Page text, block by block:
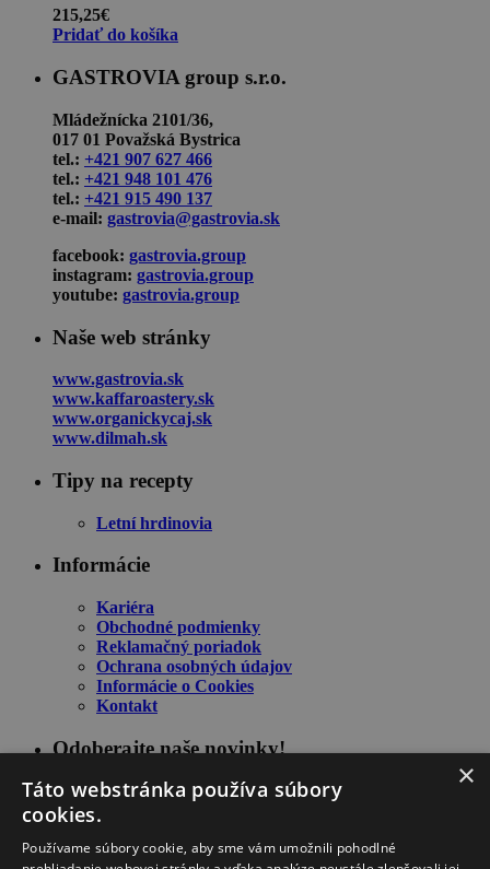
215,25€
Pridať do košíka
GASTROVIA group s.r.o.
Mládežnícka 2101/36,
017 01 Považská Bystrica
tel.: +421 907 627 466
tel.: +421 948 101 476
tel.: +421 915 490 137
e-mail: gastrovia@gastrovia.sk
facebook: gastrovia.group
instagram: gastrovia.group
youtube: gastrovia.group
Naše web stránky
www.gastrovia.sk
www.kaffaroastery.sk
www.organickycaj.sk
www.dilmah.sk
Tipy na recepty
Letní hrdinovia
Informácie
Kariéra
Obchodné podmienky
Reklamačný poriadok
Ochrana osobných údajov
Informácie o Cookies
Kontakt
Odoberajte naše novinky!
×
Táto webstránka používa súbory
cookies.
Používame súbory cookie, aby sme vám umožnili pohodlné